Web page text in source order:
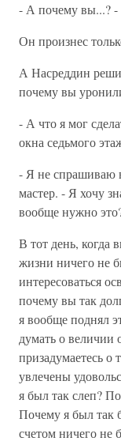
- А почему вы...? -
Он произнес
А Насреддин
почему вы
- А что я мог
окна седьмого
- Я не спрашиваю
мастер. - Я хочу
вообще нужно
В тот день, когда
жизни ничего не
интересоваться
почему вы так
я вообще поднял
думать о величии
призадумаетесь
увлечены
я был так слеп?
Почему я был так
счетом ничего не